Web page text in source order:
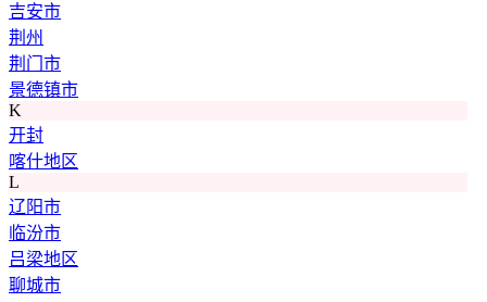
吉安市
荆州
荆门市
景德镇市
K
开封
喀什地区
L
辽阳市
临汾市
吕梁地区
聊城市